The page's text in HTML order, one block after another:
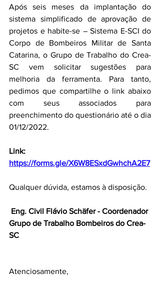
Após seis meses da implantação do
sistema simplificado de aprovação de
projetos e habite-se – Sistema E-SCI do
Corpo de Bombeiros Militar de Santa
Catarina, o Grupo de Trabalho do Crea-
SC vem solicitar sugestões para
melhoria da ferramenta. Para tanto,
pedimos que compartilhe o link abaixo
com seus associados para
preenchimento do questionário até o dia
01/12/2022.
https://forms.gle/X6W8ESxdGwhchA2E7
Qualquer dúvida, estamos à disposição.
Eng. Civil Flávio Schäfer - Coordenador
Grupo de Trabalho Bombeiros do Crea-
SC
Atenciosamente,